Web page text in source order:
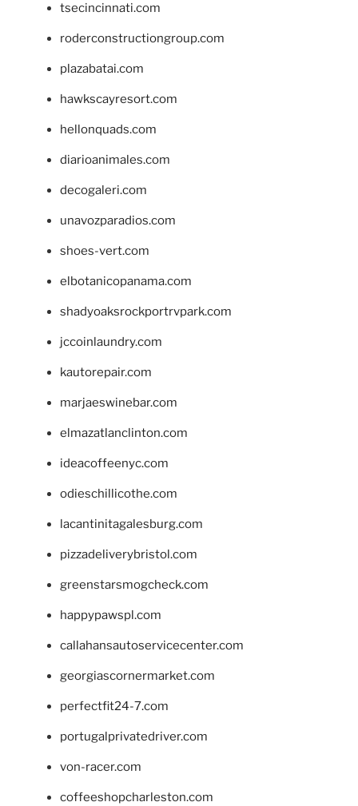
tsecincinnati.com
roderconstructiongroup.com
plazabatai.com
hawkscayresort.com
hellonquads.com
diarioanimales.com
decogaleri.com
unavozparadios.com
shoes-vert.com
elbotanicopanama.com
shadyoaksrockportrvpark.com
jccoinlaundry.com
kautorepair.com
marjaeswinebar.com
elmazatlanclinton.com
ideacoffeenyc.com
odieschillicothe.com
lacantinitagalesburg.com
pizzadeliverybristol.com
greenstarsmogcheck.com
happypawspl.com
callahansautoservicecenter.com
georgiascornermarket.com
perfectfit24-7.com
portugalprivatedriver.com
von-racer.com
coffeeshopcharleston.com